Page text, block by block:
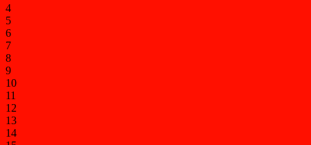
4
5
6
7
8
9
10
11
12
13
14